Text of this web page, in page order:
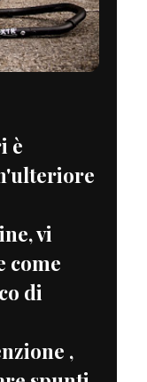
è
vi
come
di
,